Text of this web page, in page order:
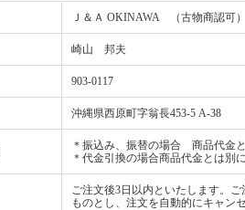
Ｊ＆Ａ OKINAWA （古物商認可）
崎山 邦夫
903-0117
沖縄県西原町字翁長453-5 A-38
＊振込み、振替の場合 商品代金
＊代金引換の場合商品代金とは別
ご注文後3日以内といたします。
ものとし、注文を自動的にキャン